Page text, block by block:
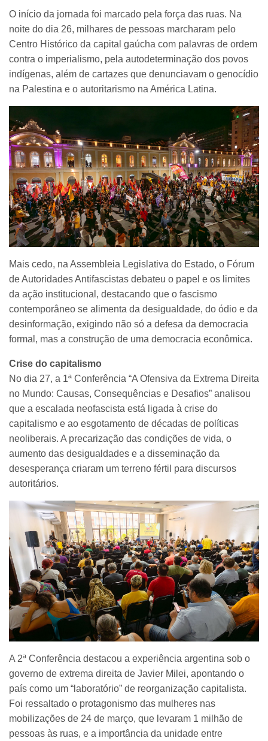
O início da jornada foi marcado pela força das ruas. Na
noite do dia 26, milhares de pessoas marcharam pelo
Centro Histórico da capital gaúcha com palavras de ordem
contra o imperialismo, pela autodeterminação dos povos
indígenas, além de cartazes que denunciavam o genocídio
na Palestina e o autoritarismo na América Latina.
Mais cedo, na Assembleia Legislativa do Estado, o Fórum
de Autoridades Antifascistas debateu o papel e os limites
da ação institucional, destacando que o fascismo
contemporâneo se alimenta da desigualdade, do ódio e da
desinformação, exigindo não só a defesa da democracia
formal, mas a construção de uma democracia econômica.
Crise do capitalismo
No dia 27, a 1ª Conferência “A Ofensiva da Extrema Direita
no Mundo: Causas, Consequências e Desafios” analisou
que a escalada neofascista está ligada à crise do
capitalismo e ao esgotamento de décadas de políticas
neoliberais. A precarização das condições de vida, o
aumento das desigualdades e a disseminação da
desesperança criaram um terreno fértil para discursos
autoritários.
A 2ª Conferência destacou a experiência argentina sob o
governo de extrema direita de Javier Milei, apontando o
país como um “laboratório” de reorganização capitalista.
Foi ressaltado o protagonismo das mulheres nas
mobilizações de 24 de março, que levaram 1 milhão de
pessoas às ruas, e a importância da unidade entre